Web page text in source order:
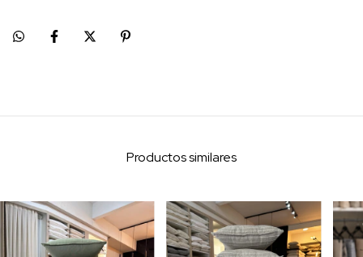
Productos similares